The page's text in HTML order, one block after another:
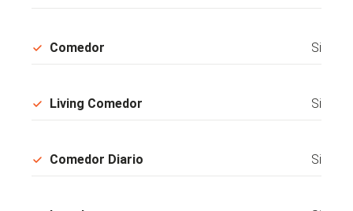
Comedor Si
Living Comedor Si
Comedor Diario Si